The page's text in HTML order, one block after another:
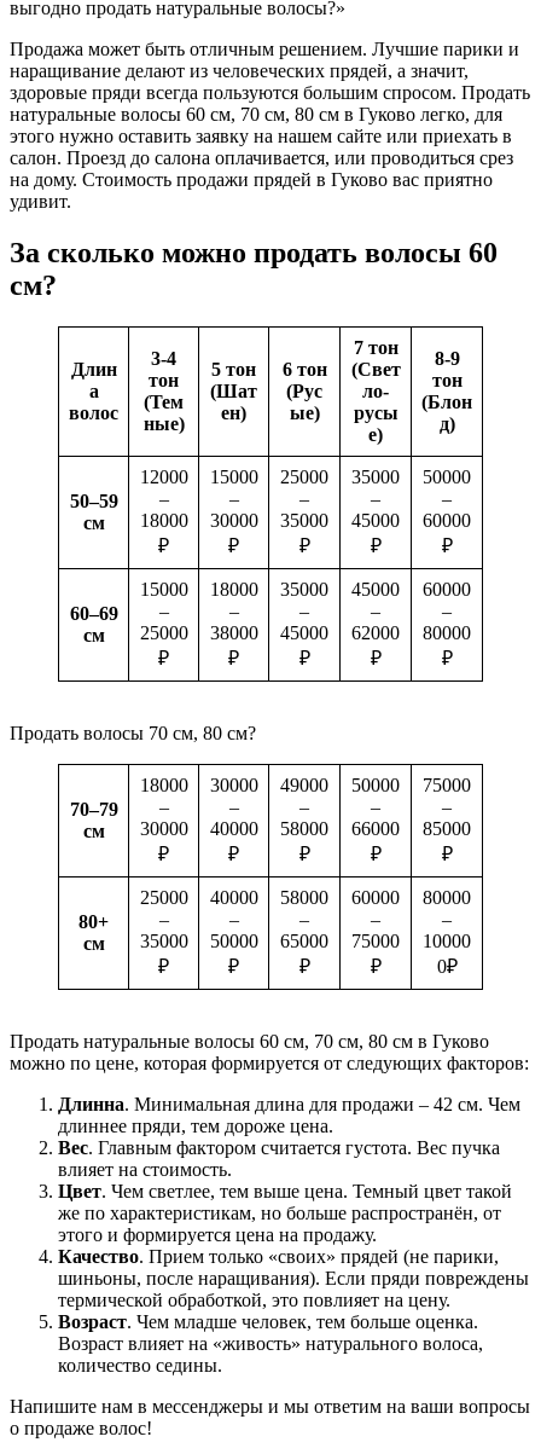
выгодно продать натуральные волосы?»
Продажа может быть отличным решением. Лучшие парики и
наращивание делают из человеческих прядей, а значит,
здоровые пряди всегда пользуются большим спросом. Продать
натуральные волосы 60 см, 70 см, 80 см в Гуково легко, для
этого нужно оставить заявку на нашем сайте или приехать в
салон. Проезд до салона оплачивается, или проводиться срез
на дому. Стоимость продажи прядей в Гуково вас приятно
удивит.
За сколько можно продать волосы 60
см?
Длин
а
волос
3-4
тон
(Тем
ные)
5 тон
(Шат
ен)
6 тон
(Рус
ые)
7 тон
(Свет
ло-
русы
е)
8-9
тон
(Блон
д)
50–59
см
12000
–
18000
₽
15000
–
30000
₽
25000
–
35000
₽
35000
–
45000
₽
50000
–
60000
₽
60–69
см
15000
–
25000
₽
18000
–
38000
₽
35000
–
45000
₽
45000
–
62000
₽
60000
–
80000
₽
Продать волосы 70 см, 80 см?
70–79
см
18000
–
30000
₽
30000
–
40000
₽
49000
–
58000
₽
50000
–
66000
₽
75000
–
85000
₽
80+
см
25000
–
35000
₽
40000
–
50000
₽
58000
–
65000
₽
60000
–
75000
₽
80000
–
10000
0₽
Продать натуральные волосы 60 см, 70 см, 80 см в Гуково
можно по цене, которая формируется от следующих факторов:
Длинна. Минимальная длина для продажи – 42 см. Чем
длиннее пряди, тем дороже цена.
Вес. Главным фактором считается густота. Вес пучка
влияет на стоимость.
Цвет. Чем светлее, тем выше цена. Темный цвет такой
же по характеристикам, но больше распространён, от
этого и формируется цена на продажу.
Качество. Прием только «своих» прядей (не парики,
шиньоны, после наращивания). Если пряди повреждены
термической обработкой, это повлияет на цену.
Возраст. Чем младше человек, тем больше оценка.
Возраст влияет на «живость» натурального волоса,
количество седины.
Напишите нам в мессенджеры и мы ответим на ваши вопросы
о продаже волос!